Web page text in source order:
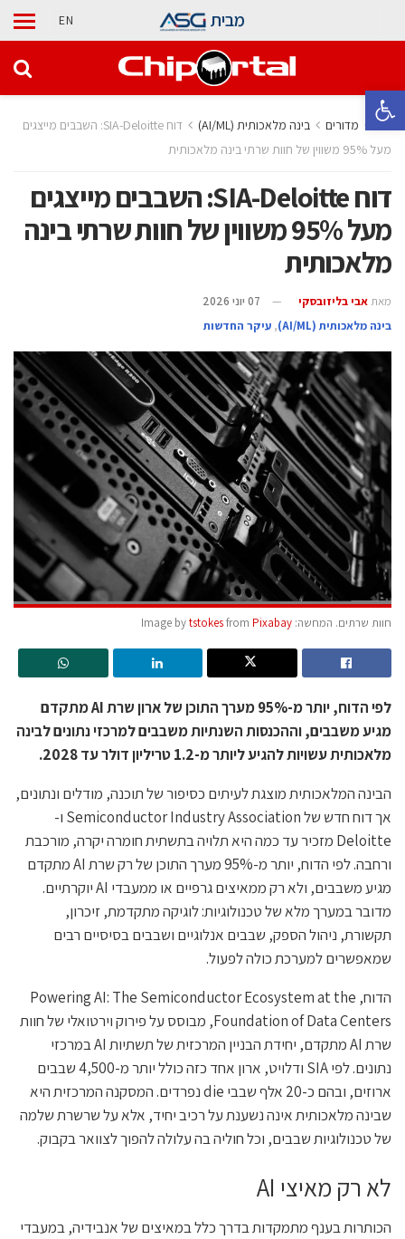
פתח סרגל נגישות
מבית EN
בית מדורים בינה מלאכותית (AI/ML)
דוח SIA-Deloitte: השבבים מייצגים
מעל 95% משווין של חוות שרתי בינה מלאכותית
דוח SIA-Deloitte: השבבים מייצגים
מעל 95% משווין של חוות שרתי בינה
מלאכותית
מאת אבי בליזובסקי
07 יוני 2026
בינה מלאכותית (AI/ML)
, עיקר החדשות
חוות שרתים. המחשה: Image by tstokesfrom Pixabay
לפי הדוח, יותר מ-95% מערך התוכן של ארון שרת AI מתקדם
מגיע משבבים, וההכנסות השנתיות משבבים למרכזי נתונים לבינה
מלאכותית עשויות להגיע ליותר מ-1.2 טריליון דולר עד 2028.
הבינה המלאכותית מוצגת לעיתים כסיפור של תוכנה, מודלים ונתונים,
אך דוח חדש של Semiconductor Industry Association ו-
Deloitte מזכיר עד כמה היא תלויה בתשתית חומרה יקרה, מורכבת
ורחבה. לפי הדוח, יותר מ-95% מערך התוכן של רק שרת AI מתקדם
מגיע משבבים, ולא רק ממאיצים גרפיים או ממעבדי AI יוקרתיים.
מדובר במערך מלא של טכנולוגיות: לוגיקה מתקדמת, זיכרון,
תקשורת, ניהול הספק, שבבים אנלוגיים ושבבים בסיסיים רבים
שמאפשרים למערכת כולה לפעול.
הדוח, Powering AI: The Semiconductor Ecosystem at the
Foundation of Data Centers, מבוסס על פירוק וירטואלי של חוות
שרת AI מתקדם, יחידת הבניין המרכזית של תשתיות AI במרכזי
נתונים. לפי SIA ודלויט, ארון אחד כזה כולל יותר מ-4,500 שבבים
ארוזים, ובהם כ-20 אלף שבבי die נפרדים. המסקנה המרכזית היא
שבינה מלאכותית אינה נשענת על רכיב יחיד, אלא על שרשרת שלמה
של טכנולוגיות שבבים, וכל חוליה בה עלולה להפוך לצוואר בקבוק.
לא רק מאיצי AI
הכותרות בענף מתמקדות בדרך כלל במאיצים של אנבידיה, במעבדי